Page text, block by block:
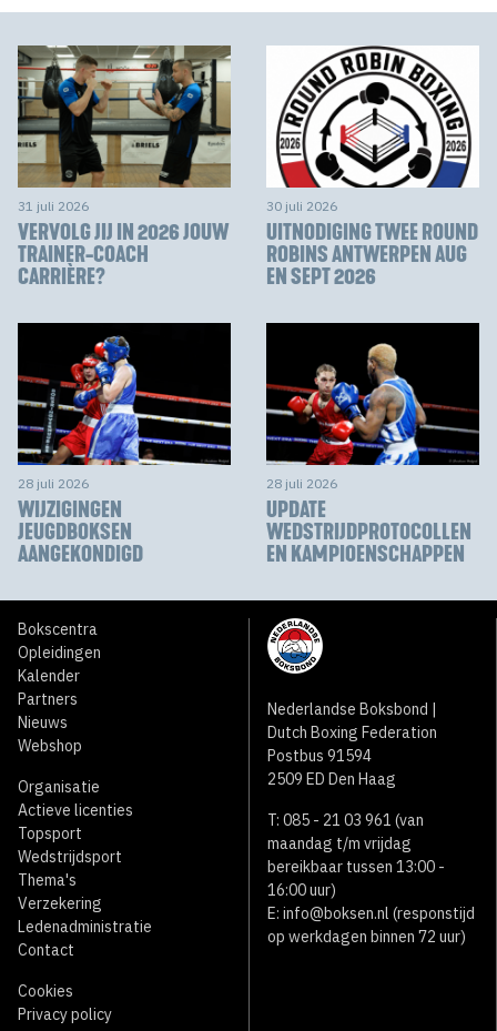
31 juli 2026
VERVOLG JIJ IN 2026 JOUW
TRAINER-COACH
CARRIÈRE?
30 juli 2026
UITNODIGING TWEE ROUND
ROBINS ANTWERPEN AUG
EN SEPT 2026
28 juli 2026
WIJZIGINGEN
JEUGDBOKSEN
AANGEKONDIGD
28 juli 2026
UPDATE
WEDSTRIJDPROTOCOLLEN
EN KAMPIOENSCHAPPEN
Bokscentra
Opleidingen
Kalender
Partners
Nieuws
Webshop
Organisatie
Actieve licenties
Topsport
Wedstrijdsport
Thema's
Verzekering
Ledenadministratie
Contact
Cookies
Privacy policy
Nederlandse Boksbond |
Dutch Boxing Federation
Postbus 91594
2509 ED Den Haag
T: 085 - 21 03 961 (van
maandag t/m vrijdag
bereikbaar tussen 13:00 -
16:00 uur)
E: info@boksen.nl (responstijd
op werkdagen binnen 72 uur)